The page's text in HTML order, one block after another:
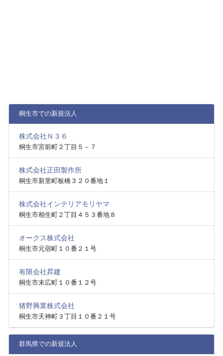
桐生市での新規法人
株式会社Ｎ３６
桐生市宮前町２丁目５－７
株式会社正田製作所
桐生市新里町板橋３２０番地１
株式会社インテリアモリヤマ
桐生市相生町２丁目４５３番地８
オークス株式会社
桐生市元宿町１０番２１号
有限会社昇建
桐生市末広町１０番１２号
猪野興業株式会社
桐生市天神町３丁目１０番２１号
群馬県での新規法人